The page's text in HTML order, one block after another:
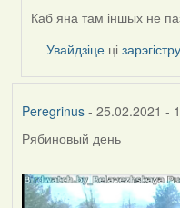
Каб яна там іншых не
Увайдзіце ці
Peregrinus- 25.02.2021 -
Рябиновый день